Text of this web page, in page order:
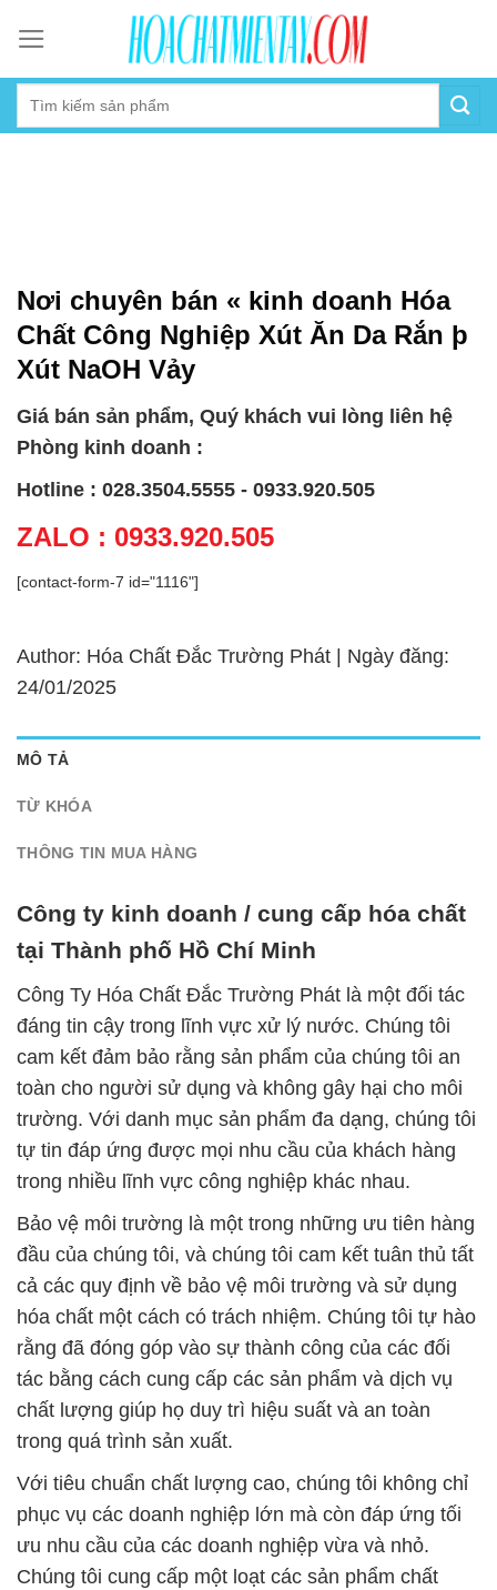
content
Nơi chuyên bán « kinh doanh Hóa
Chất Công Nghiệp Xút Ăn Da Rắn þ
Xút NaOH Vảy
Giá bán sản phẩm, Quý khách vui lòng liên hệ
Phòng kinh doanh :
Hotline : 028.3504.5555 - 0933.920.505
ZALO : 0933.920.505
[contact-form-7 id="1116"]
Author: Hóa Chất Đắc Trường Phát | Ngày đăng:
24/01/2025
MÔ TẢ
TỪ KHÓA
THÔNG TIN MUA HÀNG
Công ty kinh doanh / cung cấp hóa chất
tại Thành phố Hồ Chí Minh
Công Ty Hóa Chất Đắc Trường Phát là một đối tác
đáng tin cậy trong lĩnh vực xử lý nước. Chúng tôi
cam kết đảm bảo rằng sản phẩm của chúng tôi an
toàn cho người sử dụng và không gây hại cho môi
trường. Với danh mục sản phẩm đa dạng, chúng tôi
tự tin đáp ứng được mọi nhu cầu của khách hàng
trong nhiều lĩnh vực công nghiệp khác nhau.
Bảo vệ môi trường là một trong những ưu tiên hàng
đầu của chúng tôi, và chúng tôi cam kết tuân thủ tất
cả các quy định về bảo vệ môi trường và sử dụng
hóa chất một cách có trách nhiệm. Chúng tôi tự hào
rằng đã đóng góp vào sự thành công của các đối
tác bằng cách cung cấp các sản phẩm và dịch vụ
chất lượng giúp họ duy trì hiệu suất và an toàn
trong quá trình sản xuất.
Với tiêu chuẩn chất lượng cao, chúng tôi không chỉ
phục vụ các doanh nghiệp lớn mà còn đáp ứng tối
ưu nhu cầu của các doanh nghiệp vừa và nhỏ.
Chúng tôi cung cấp một loạt các sản phẩm chất